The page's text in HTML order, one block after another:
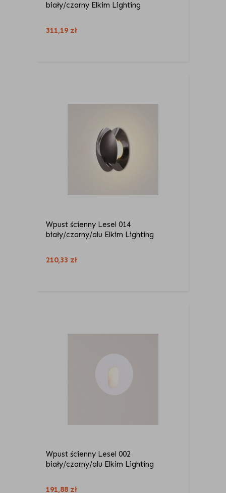
biały/czarny Elkim Lighting
311,19 zł
Wpust ścienny Lesel 014
biały/czarny/alu Elkim Lighting
210,33 zł
Wpust ścienny Lesel 002
biały/czarny/alu Elkim Lighting
191,88 zł